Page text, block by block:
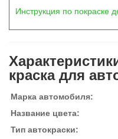
Инструкция по покраске
краска для
Марка автомобиля:
Название цвета:
Тип автокраски: